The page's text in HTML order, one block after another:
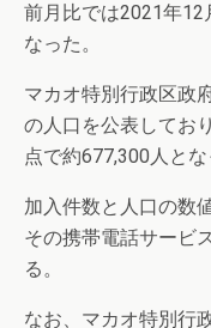
前月比では2021年12
なった。
マカオ特別行政区政
の人口を公表してお
点で約677,300人とな
加入件数と人口の数
その携帯電話サービ
る。
なお、マカオ特別行